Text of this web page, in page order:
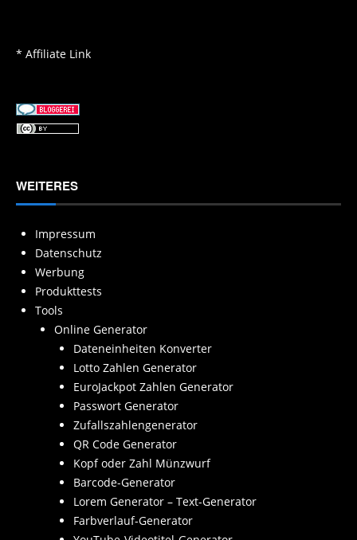
* Affiliate Link
WEITERES
Impressum
Datenschutz
Werbung
Produkttests
Tools
Online Generator
Dateneinheiten Konverter
Lotto Zahlen Generator
EuroJackpot Zahlen Generator
Passwort Generator
Zufallszahlengenerator
QR Code Generator
Kopf oder Zahl Münzwurf
Barcode-Generator
Lorem Generator – Text-Generator
Farbverlauf-Generator